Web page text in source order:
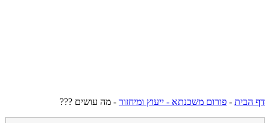
דף הבית - פורום משכנתא - ייעוץ ומיחזור - מה עושים ???